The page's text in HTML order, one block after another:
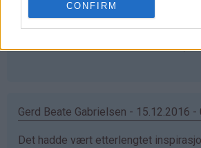
CONFIRM
Thea - 15.12.2016 - 00:16
Gerd Beate Gabrielsen - 15.12.2016 -
Det hadde vært etterlengtet